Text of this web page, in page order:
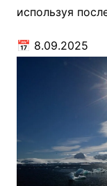
используя
📅 8.09.2025